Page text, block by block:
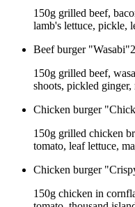
150g grilled beef,
lamb's lettuce, pickle,
Beef burger "Wasabi"
150g grilled beef,
shoots, pickled
Chicken burger
150g grilled chicken
tomato, leaf lettuce,
Chicken burger
150g chicken in